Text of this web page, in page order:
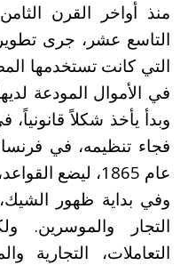
منذ أواخر القرن
التاسع عشر، جرى تطوير
التي كانت تستخدمها
في الأموال المودعة
وبدأ يأخذ شكلاً
فجاء تنظيمه، في فرنسا
عام 1865، ليضع القواعد، التي تحكم التعامل به.
وفي بداية ظهور
التجار والموسرين.
التعاملات، التجارية